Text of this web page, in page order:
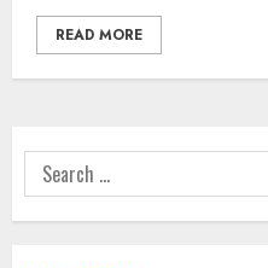
READ MORE
Search
for: